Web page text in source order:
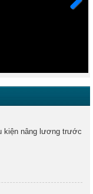
kiện nâng lương trước